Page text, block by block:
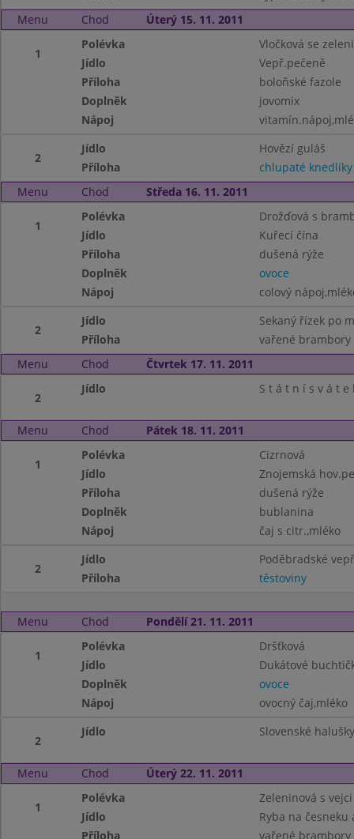
Menu
Chod Úterý 15. 11. 2011
1
Polévka
Vločková se
Jídlo
Vepř.pečeně
Příloha
boloňské fazole
Doplněk
jovomix
Nápoj
2
Jídlo
Hovězí guláš
Příloha
chlupaté knedlíky
Menu
Chod Středa 16. 11. 2011
1
Polévka
Drožďová s
Jídlo
Kuřecí čína
Příloha
dušená rýže
Doplněk
ovoce
Nápoj
colový
2
Jídlo
Sekaný řízek po
Příloha
vařené brambory
Menu
Chod Čtvrtek 17. 11. 2011
2
Jídlo S t á t n í s v á t e
Menu Chod Pátek 18. 11. 2011
1
Polévka
Cizrnová
Jídlo
Znojemská
Příloha
dušená rýže
Doplněk
bublanina
Nápoj
čaj s citr.,mléko
2
Jídlo
Poděbradské
Příloha
těstoviny
Menu Chod Pondělí 21. 11. 2011
1
Polévka
Dršťková
Jídlo
Dukátové
Doplněk
ovoce
Nápoj
ovocný čaj,mléko
2
Jídlo Slovenské
Menu Chod Úterý 22. 11. 2011
1
Polévka
Zeleninová s vejci
Jídlo
Ryba na česneku
Příloha
vařené brambory